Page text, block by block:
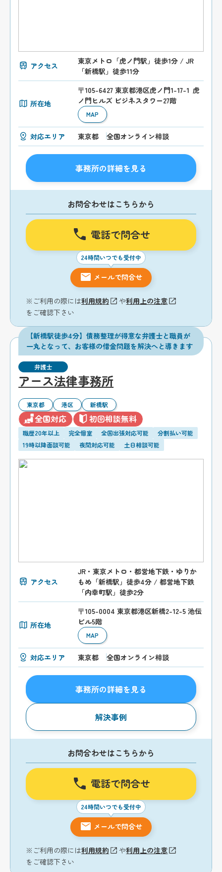
アクセス
東京メトロ「虎ノ門駅」徒歩1分 / JR
「新橋駅」徒歩11分
所在地
〒105-6427 東京都港区虎ノ門1-17-1 虎
ノ門ヒルズ ビジネスタワー27階
MAP
対応エリア 東京都 全国オンライン相談
事務所の詳細を見る
お問合わせはこちらから
電話で問合せ
24時間いつでも受付中
メールで問合せ
※ご利用の際には利用規約 や利用上の注意
をご確認下さい
【新橋駅徒歩4分】債務整理が得意な弁護士と職員が
一丸となって、お客様の借金問題を解決へと導きます
弁護士
アース法律事務所
東京都 港区 新橋駅
全国対応 初回相談無料
職歴20年以上 完全個室 全国出張対応可能
分割払い可能
19時以降面談可能
夜間対応可能 土日相談可能
アクセス
JR・東京メトロ・都営地下鉄・ゆりか
もめ「新橋駅」徒歩4分 / 都営地下鉄
「内幸町駅」徒歩2分
所在地
〒105-0004 東京都港区新橋2-12-5 池伝
ビル5階
MAP
対応エリア 東京都 全国オンライン相談
事務所の詳細を見る
解決事例
お問合わせはこちらから
電話で問合せ
24時間いつでも受付中
メールで問合せ
※ご利用の際には利用規約 や利用上の注意
をご確認下さい